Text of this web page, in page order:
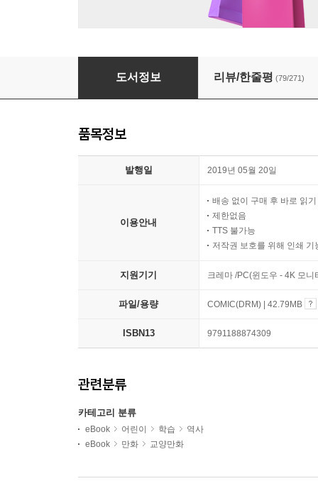
설민석의 한국사 대모험 10
도서정보 리뷰/한줄평 (79/271)
품목정보
발행일 2019년 05월 20일
이용안내
배송 없이 구매 후 바로 읽기
제한없음
TTS 불가능
저작권 보호를 위해 인쇄 기
지원기기 크레마 /PC(윈도우 - 4K 모
파일/용량 COMIC(DRM) | 42.79MB
ISBN13 9791188874309
관련분류
카테고리 분류
eBook 어린이 학습
역사
eBook
만화 교양만화